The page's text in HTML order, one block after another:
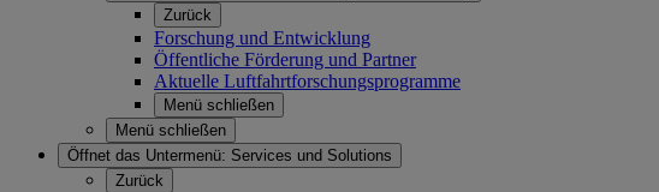
Zurück
Forschung und Entwicklung
Öffentliche Förderung und Partner
Aktuelle Luftfahrtforschungsprogramme
Menü schließen
Menü schließen
Öffnet das Untermenü: Services und Solutions
Zurück